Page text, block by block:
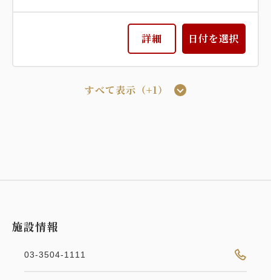
詳細 日付を選択
室
スイート
Wi-Fiあり（無料）
すべて表示（+1）
施設情報
03-3504-1111